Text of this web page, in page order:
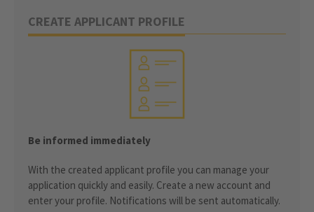
CREATE APPLICANT PROFILE
Be informed immediately
With the created applicant profile you can manage your
application quickly and easily. Create a new account and
enter your profile. Notifications will be sent automatically.